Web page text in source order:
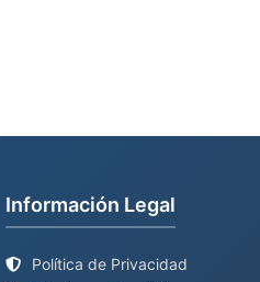
Información Legal
Política de Privacidad